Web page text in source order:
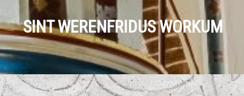
SINT WERENFRIDUS WORKUM